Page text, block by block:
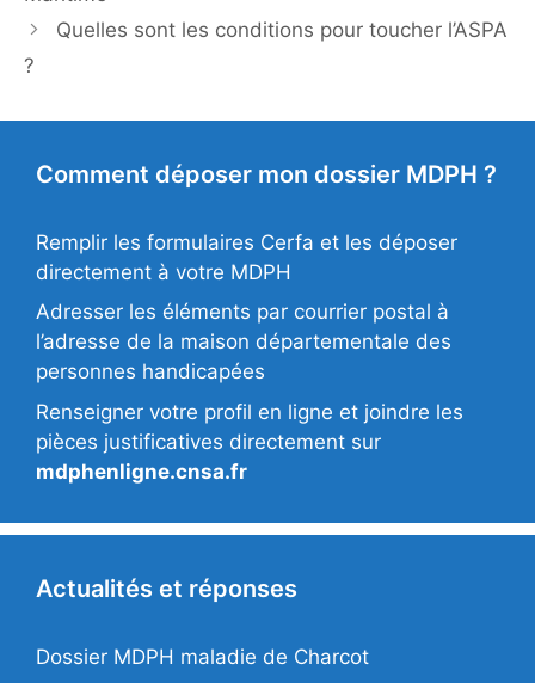
Quelles sont les conditions pour toucher l’ASPA
?
Comment déposer mon dossier MDPH ?
Remplir les formulaires Cerfa et les déposer
directement à votre MDPH
Adresser les éléments par courrier postal à
l’adresse de la maison départementale des
personnes handicapées
Renseigner votre profil en ligne et joindre les
pièces justificatives directement sur
mdphenligne.cnsa.fr
Actualités et réponses
Dossier MDPH maladie de Charcot